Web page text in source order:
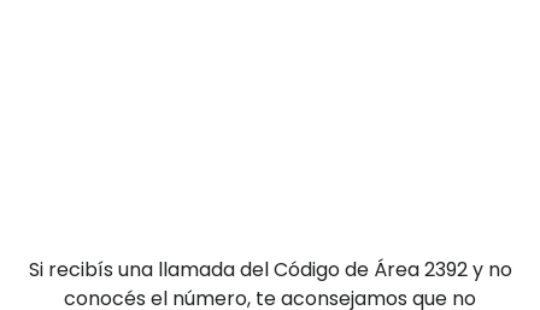
Si recibís una llamada del Código de Área 2392 y no
conocés el número, te aconsejamos que no